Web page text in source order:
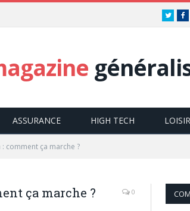
Twitter
ASSURANCE HIGH TECH LOISIR
comment ça marche ?
ça marche ? 0